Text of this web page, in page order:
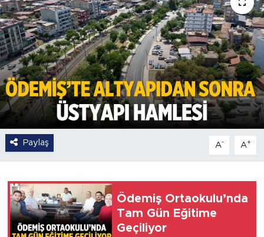
Paylaş A- A+
Ödemiş Ortaokulu’nda
Tam Gün Eğitime
Geçiliyor